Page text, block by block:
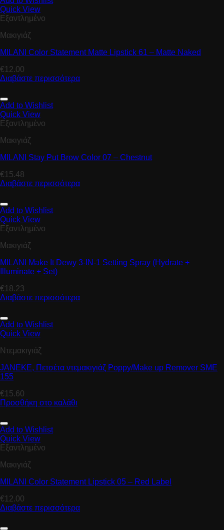
Quick View
Εξαντλημένο
Μακιγιάζ
MILANI Color Statement Matte Lipstick 61 – Matte Naked
€12.00
Διαβάστε περισσότερα
Add to Wishlist
Quick View
Εξαντλημένο
Μακιγιάζ
MILANI Stay Put Brow Color 07 – Chestnut
€15.48
Διαβάστε περισσότερα
Add to Wishlist
Quick View
Εξαντλημένο
Μακιγιάζ
MILANI Make It Dewy 3-IN-1 Setting Spray (Hydrate +
Illuminate + Set)
€18.23
Διαβάστε περισσότερα
Add to Wishlist
Quick View
Ντεμακιγιάζ
JANEKE, Πετσέτα ντεμακιγιάζ Ρoppy/Μake up Remover SME
155
€15.60
Προσθήκη στο καλάθι
Add to Wishlist
Quick View
Εξαντλημένο
Μακιγιάζ
MILANI Color Statement Lipstick 05 – Red Label
€12.00
Διαβάστε περισσότερα